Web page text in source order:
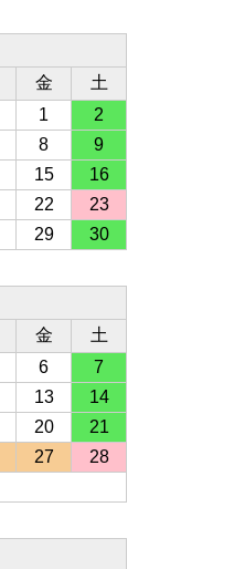
金
土
1
2
8
9
15
16
22
23
29 30
金
土
6
7
13
14
20
21
27
28